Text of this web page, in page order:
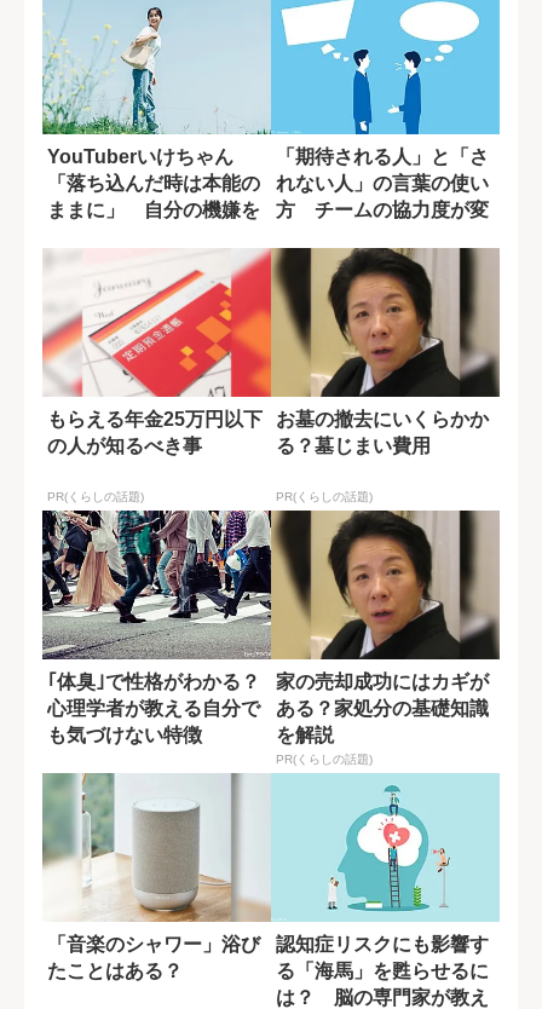
YouTuberいけちゃん
「落ち込んだ時は本能の
ままに」 自分の機嫌を
「期待される人」と「さ
れない人」の言葉の使い
方 チームの協力度が変
もらえる年金25万円以下
の人が知るべき事
PR(くらしの話題)
お墓の撤去にいくらかか
る？墓じまい費用
PR(くらしの話題)
｢体臭｣で性格がわかる？
心理学者が教える自分で
も気づけない特徴
家の売却成功にはカギが
ある？家処分の基礎知識
を解説
PR(くらしの話題)
「音楽のシャワー」浴び
たことはある？
認知症リスクにも影響す
る「海馬」を甦らせるに
は？ 脳の専門家が教え